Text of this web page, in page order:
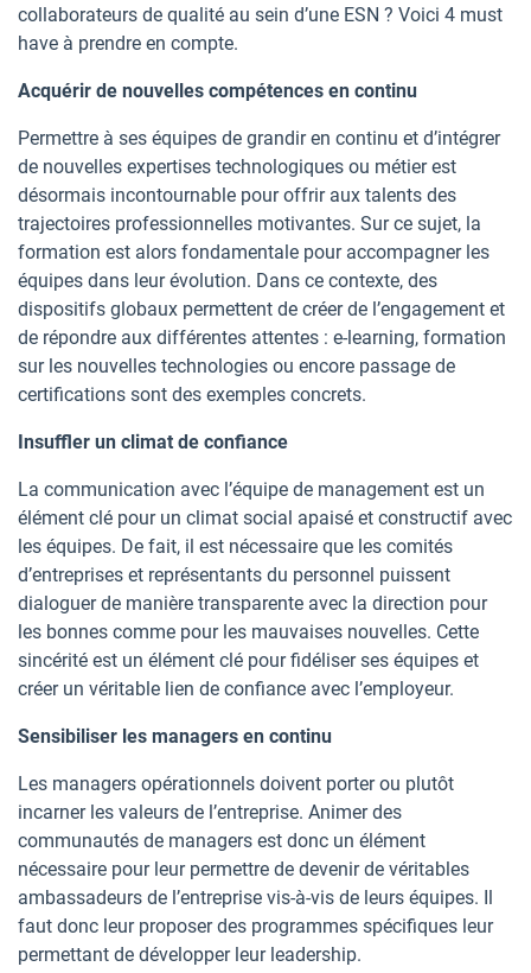
collaborateurs de qualité au sein d’une ESN ? Voici 4 must
have à prendre en compte.
Acquérir de nouvelles compétences en continu
Permettre à ses équipes de grandir en continu et d’intégrer
de nouvelles expertises technologiques ou métier est
désormais incontournable pour offrir aux talents des
trajectoires professionnelles motivantes. Sur ce sujet, la
formation est alors fondamentale pour accompagner les
équipes dans leur évolution. Dans ce contexte, des
dispositifs globaux permettent de créer de l’engagement et
de répondre aux différentes attentes : e-learning, formation
sur les nouvelles technologies ou encore passage de
certifications sont des exemples concrets.
Insuffler un climat de confiance
La communication avec l’équipe de management est un
élément clé pour un climat social apaisé et constructif avec
les équipes. De fait, il est nécessaire que les comités
d’entreprises et représentants du personnel puissent
dialoguer de manière transparente avec la direction pour
les bonnes comme pour les mauvaises nouvelles. Cette
sincérité est un élément clé pour fidéliser ses équipes et
créer un véritable lien de confiance avec l’employeur.
Sensibiliser les managers en continu
Les managers opérationnels doivent porter ou plutôt
incarner les valeurs de l’entreprise. Animer des
communautés de managers est donc un élément
nécessaire pour leur permettre de devenir de véritables
ambassadeurs de l’entreprise vis-à-vis de leurs équipes. Il
faut donc leur proposer des programmes spécifiques leur
permettant de développer leur leadership.